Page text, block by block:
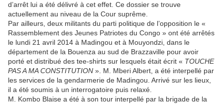
d’arrêt lui a été délivré à cet effet. Ce dossier se trouve
actuellement au niveau de la Cour suprême.
Par ailleurs, deux militants du parti politique de l’opposition le «
Rassemblement des Jeunes Patriotes du Congo » ont été arrêtés
le lundi 21 avril 2014 à Madingou et à Mouyondzi, dans le
département de la Bouenza au sud de Brazzaville pour avoir
porté et distribué des tee-shirts sur lesquels était écrit « TOUCHE
PAS A MA CONSTITUTION ». M. Mberi Albert, a été interpellé par
les services de la gendarmerie de Madingou. Arrivé sur les lieux,
il a été soumis à un interrogatoire puis relaxé.
M. Kombo Blaise a été à son tour interpellé par la brigade de la